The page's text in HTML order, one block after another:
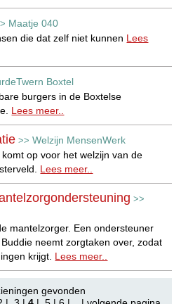
Maatje 040
die dat zelf niet kunnen Lees
Boxtel
burgers in de Boxtelse
Lees meer..
>>Welzijn MensenWerk
op voor het welzijn van de
Lees meer..
>>
mantelzorger. Een ondersteuner
neemt zorgtaken over, zodat
krijgt. Lees meer..
gevonden